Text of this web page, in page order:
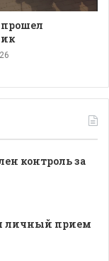
контроль за
личный прием